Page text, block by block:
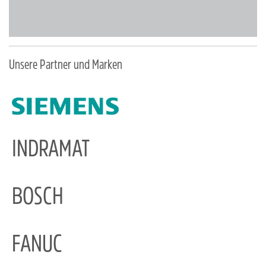
Unsere Partner und Marken
INDRAMAT
BOSCH
FANUC